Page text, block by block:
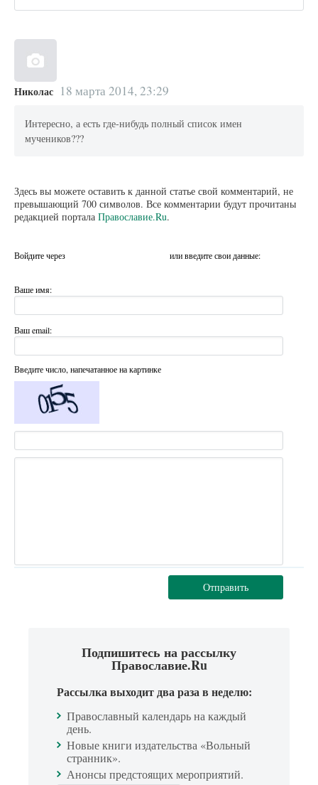
Николас 18 марта 2014, 23:29
Интересно, а есть где-нибудь полный список имен
мучеников???
Здесь вы можете оставить к данной статье свой комментарий, не
превышающий 700 символов. Все комментарии будут прочитаны
редакцией портала Православие.Ru.
Войдите через или введите свои данные:
Ваше имя:
Ваш email:
Введите число, напечатанное на картинке
Отправить
Подпишитесь на рассылку
Православие.Ru
Рассылка выходит два раза в неделю:
Православный календарь на каждый
день.
Новые книги издательства «Вольный
странник».
Анонсы предстоящих мероприятий.